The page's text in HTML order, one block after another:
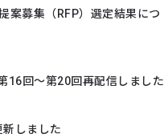
案募集（RFP）選定結果につ
16回～第20回再配信しました
しました